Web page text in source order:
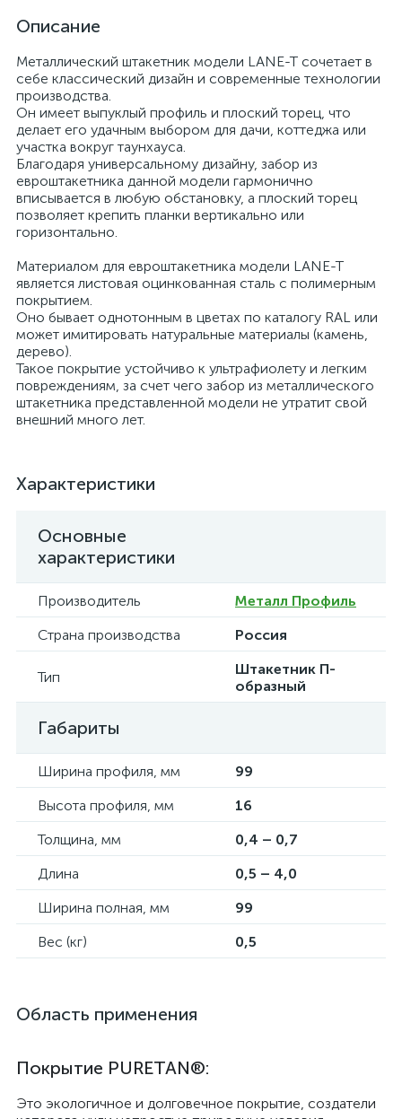
Описание
Металлический штакетник модели LANE-T сочетает в
себе классический дизайн и современные технологии
производства.
Он имеет выпуклый профиль и плоский торец, что
делает его удачным выбором для дачи, коттеджа или
участка вокруг таунхауса.
Благодаря универсальному дизайну, забор из
евроштакетника данной модели гармонично
вписывается в любую обстановку, а плоский торец
позволяет крепить планки вертикально или
горизонтально.
Материалом для евроштакетника модели LANE-T
является листовая оцинкованная сталь с полимерным
покрытием.
Оно бывает однотонным в цветах по каталогу RAL или
может имитировать натуральные материалы (камень,
дерево).
Такое покрытие устойчиво к ультрафиолету и легким
повреждениям, за счет чего забор из металлического
штакетника представленной модели не утратит свой
внешний много лет.
Характеристики
Основные
характеристики
Производитель
Металл Профиль
Страна производства
Россия
Тип
Штакетник П-
образный
Габариты
Ширина профиля, мм
99
Высота профиля, мм
16
Толщина, мм
0,4 – 0,7
Длина
0,5 – 4,0
Ширина полная, мм
99
Вес (кг)
0,5
Область применения
Покрытие PURETAN®:
Это экологичное и долговечное покрытие, создатели